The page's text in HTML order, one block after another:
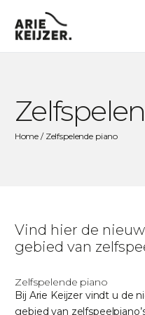
Home / Zelfspelende piano
Vind hier de
gebied van
Zelfspelende piano​
Bij Arie Keijzer vindt u de
gebied van